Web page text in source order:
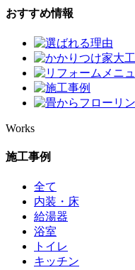
おすすめ情報
Works
施工事例
全て
内装・床
給湯器
浴室
トイレ
キッチン